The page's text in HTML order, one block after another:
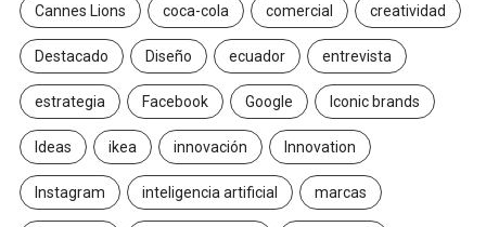
Cannes Lions coca-cola comercial creatividad
Destacado Diseño ecuador entrevista
estrategia Facebook Google Iconic brands
Ideas ikea innovación Innovation
Instagram inteligencia artificial marcas